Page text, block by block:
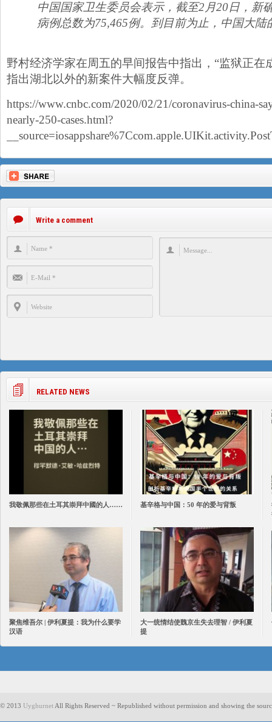
中国国家卫生委员会表示，截至2月20日，新
病例总数为75,465例。到目前为止，中国大陆
野村经济学家在周五的早间报告中指出，“监狱正在
指出湖北以外的新案件大幅度反弹。
https://www.cnbc.com/2020/02/21/coronavirus-china-
nearly-250-cases.html?
Write a comment
RELATED NEWS
我敬佩那些在土耳其崇拜中國的人…… 基辛格与中国：50 年的爱与背叛
聚焦维吾尔 | 伊利夏提：我为什么要学
汉语
大一统情结使魏京生失去理智 / 伊利夏
提
© 2013 Uyghurnet All Rights Reserved ~ Republished without permission and showing the